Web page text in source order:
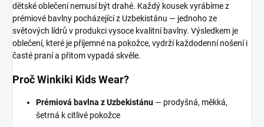
dětské oblečení nemusí být drahé. Každý kousek vyrábíme z
prémiové bavlny pocházející z Uzbekistánu — jednoho ze
světových lídrů v produkci vysoce kvalitní bavlny. Výsledkem je
oblečení, které je příjemné na pokožce, vydrží každodenní nošení i
časté praní a přitom vypadá skvěle.
Proč Winkiki Kids Wear?
Prémiová bavlna z Uzbekistánu — prodyšná, měkká,
šetrná k citlivé pokožce